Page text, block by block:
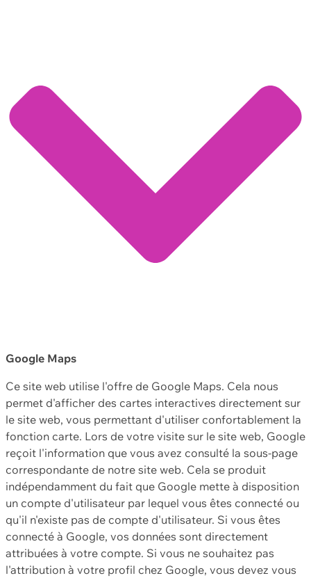
Google Maps
Ce site web utilise l'offre de Google Maps. Cela nous
permet d'afficher des cartes interactives directement sur
le site web, vous permettant d'utiliser confortablement la
fonction carte. Lors de votre visite sur le site web, Google
reçoit l'information que vous avez consulté la sous-page
correspondante de notre site web. Cela se produit
indépendamment du fait que Google mette à disposition
un compte d'utilisateur par lequel vous êtes connecté ou
qu'il n'existe pas de compte d'utilisateur. Si vous êtes
connecté à Google, vos données sont directement
attribuées à votre compte. Si vous ne souhaitez pas
l'attribution à votre profil chez Google, vous devez vous